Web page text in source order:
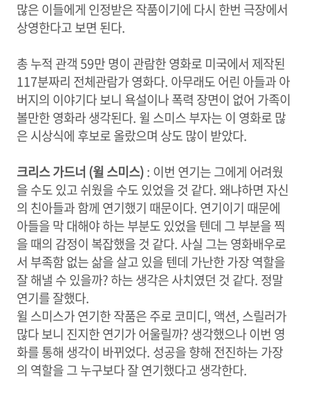
많은 이들에게 인정받은 작품이기에 다시 한번 극장에서
상영한다고 보면 된다.
총 누적 관객 59만 명이 관람한 영화로 미국에서 제작된
117분짜리 전체관람가 영화다. 아무래도 어린 아들과 아
버지의 이야기다 보니 욕설이나 폭력 장면이 없어 가족이
볼만한 영화라 생각된다. 윌 스미스 부자는 이 영화로 많
은 시상식에 후보로 올랐으며 상도 많이 받았다.
크리스 가드너 (윌 스미스) : 이번 연기는 그에게 어려웠
을 수도 있고 쉬웠을 수도 있었을 것 같다. 왜냐하면 자신
의 친아들과 함께 연기했기 때문이다. 연기이기 때문에
아들을 막 대해야 하는 부분도 있었을 텐데 그 부분을 찍
을 때의 감정이 복잡했을 것 같다. 사실 그는 영화배우로
서 부족함 없는 삶을 살고 있을 텐데 가난한 가장 역할을
잘 해낼 수 있을까? 하는 생각은 사치였던 것 같다. 정말
연기를 잘했다.
윌 스미스가 연기한 작품은 주로 코미디, 액션, 스릴러가
많다 보니 진지한 연기가 어울릴까? 생각했으나 이번 영
화를 통해 생각이 바뀌었다. 성공을 향해 전진하는 가장
의 역할을 그 누구보다 잘 연기했다고 생각한다.